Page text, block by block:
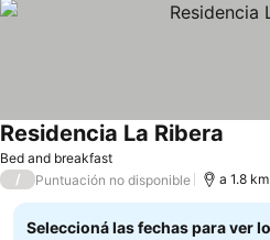
Bed and breakfast
Residencia La Ribera
/ Puntuación no disponible a 1.8
Seleccioná las fechas para ver